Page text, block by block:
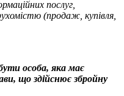
послуг,
(продаж, купівля,
особа, яка має
що здійснює збройну